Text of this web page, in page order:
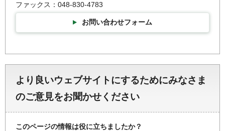
ファックス：048-830-4783
お問い合わせフォーム
より良いウェブサイトにするためにみなさま
のご意見をお聞かせください
このページの情報は役に立ちましたか？